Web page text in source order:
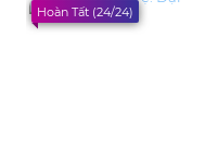
Hoàn Tất (24/24)